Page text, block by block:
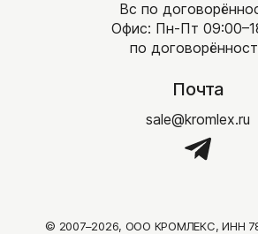
Вс по
Офис: Пн-Пт
по
Почта
sale@kromlex.ru
© 2007–2026, ООО КРОМЛЕКС, ИНН